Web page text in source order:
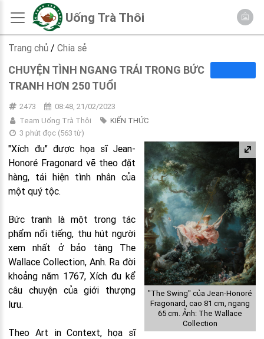
Uống Trà Thôi
Trang chủ / Chia sẻ
CHUYỆN TÌNH NGANG TRÁI TRONG BỨC
TRANH HƠN 250 TUỔI
2473
08:48, 21/02/2023
Team Uống Trà Thôi
KIẾN THỨC
3 phút đọc(563từ)
"The Swing" của Jean-Honoré
Fragonard, cao 81 cm, ngang
65 cm. Ảnh: The Wallace
Collection
"Xích đu" được họa sĩ Jean-
Honoré Fragonard vẽ theo đặt
hàng, tái hiện tình nhân của
một quý tộc.
Bức tranh là một trong tác
phẩm nổi tiếng, thu hút người
xem nhất ở bảo tàng The
Wallace Collection, Anh. Ra đời
khoảng năm 1767, Xích đu kể
câu chuyện của giới thượng
lưu.
Theo Art in Context, họa sĩ